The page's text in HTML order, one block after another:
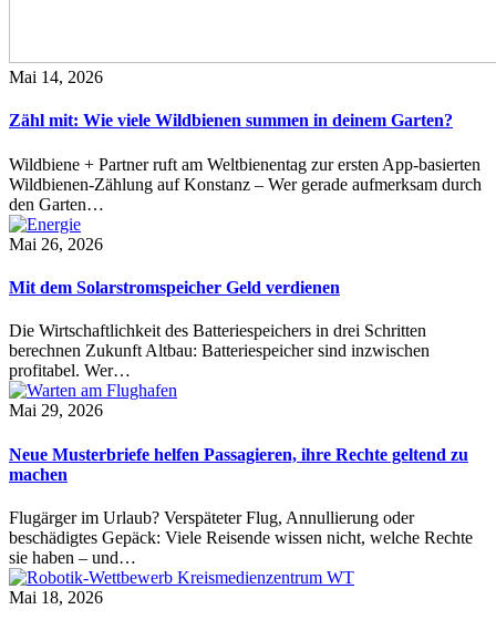
Mai 14, 2026
Zähl mit: Wie viele Wildbienen summen in deinem Garten?
Wildbiene + Partner ruft am Weltbienentag zur ersten App-basierten
Wildbienen-Zählung auf Konstanz – Wer gerade aufmerksam durch
den Garten…
Mai 26, 2026
Mit dem Solarstromspeicher Geld verdienen
Die Wirtschaftlichkeit des Batteriespeichers in drei Schritten
berechnen Zukunft Altbau: Batteriespeicher sind inzwischen
profitabel. Wer…
Mai 29, 2026
Neue Musterbriefe helfen Passagieren, ihre Rechte geltend zu
machen
Flugärger im Urlaub? Verspäteter Flug, Annullierung oder
beschädigtes Gepäck: Viele Reisende wissen nicht, welche Rechte
sie haben – und…
Mai 18, 2026